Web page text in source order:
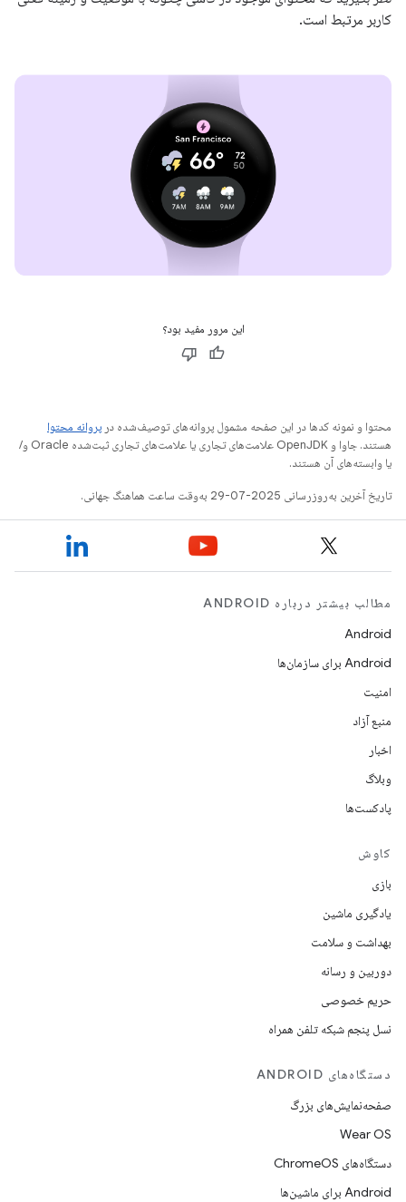
کاربر مرتبط است.
این مرور مفید بود؟
محتوا و نمونه کدها در این صفحه مشمول پروانه‌های توصیف‌شده در پروانه محتوا
هستند. جاوا و OpenJDK علامت‌های تجاری یا علامت‌های تجاری ثبت‌شده Oracle و/
یا وابسته‌های آن هستند.
تاریخ آخرین به‌روزرسانی 2025-07-29 به‌وقت ساعت هماهنگ جهانی.
مطالب بیشتر درباره ANDROID
Android
Android برای سازمان‌ها
امنیت
منبع آزاد
اخبار
وبلاگ
پادکست‌ها
کاوش
بازی
یادگیری ماشین
بهداشت و سلامت
دوربین و رسانه
حریم خصوصی
نسل پنجم شبکه تلفن همراه
دستگاه‌های ANDROID
صفحه‌نمایش‌های بزرگ
Wear OS
دستگاه‌های ChromeOS
Android برای ماشین‌ها